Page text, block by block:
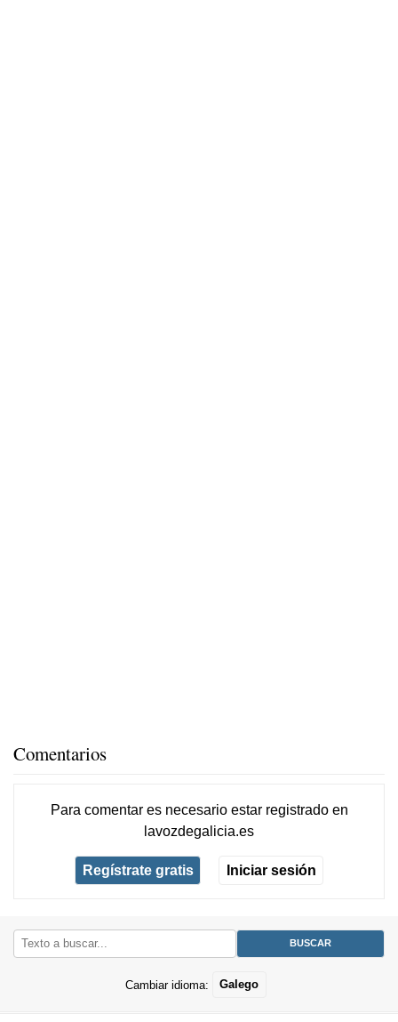
Comentarios
Para comentar es necesario estar registradoen
lavozdegalicia.es
Regístrate gratis Iniciar sesión
Cambiar idioma: Galego